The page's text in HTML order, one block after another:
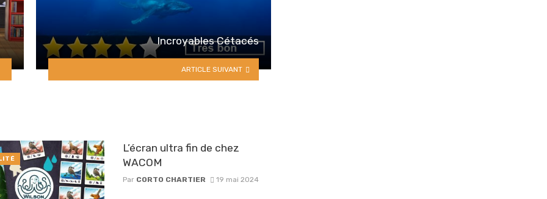
Incroyables Cétacés
ARTICLE SUIVANT
L’écran ultra fin de chez
WACOM
Par CORTO CHARTIER 19 mai 2024